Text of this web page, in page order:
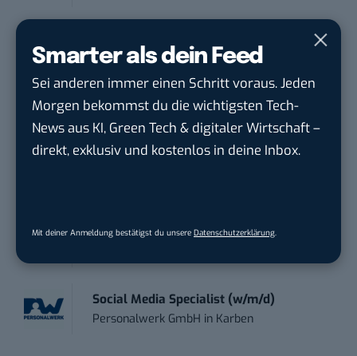
Smarter als dein Feed
Sei anderen immer einen Schritt voraus. Jeden
Morgen bekommst du die wichtigsten Tech-
News aus KI, Green Tech & digitaler Wirtschaft –
direkt, exklusiv und kostenlos in deine Inbox.
Mit deiner Anmeldung bestätigst du unsere Datenschutzerklärung
BANNERKÖNIG GmbH inGelsenkirchen
Referent (m/w/d) Technik & Netzwerke
DVGW Deutscher Verein des Gas- und
Wasserfac...inBonn
Dr. Meyer & Meyer-Peteaux New Media
Social Media Specialist (w/m/d)
Personalwerk GmbH in Karben